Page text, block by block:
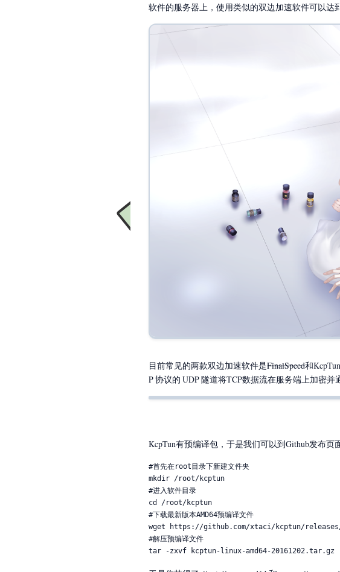
软件的服务器上，使用类似的双边加速软件可以达
目前常见的两款双边加速软件是FinalSpeed和
P 协议的 UDP 隧道将TCP数据流在服务端上加密
KcpTun有预编译包，于是我们可以到Github发布页
#首先在root目录下新建文件夹
mkdir /root/kcptun
#进入软件目录
cd /root/kcptun
#下载最新版本AMD64预编译文件
wget https://github.com/xtaci/kcptun/releases/
#解压预编译文件
tar -zxvf kcptun-linux-amd64-20161202.tar.gz